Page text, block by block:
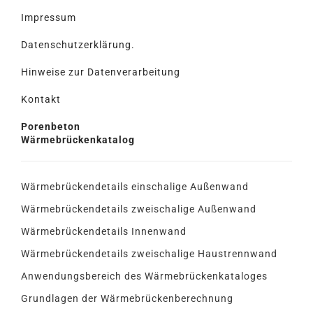
Impressum
Datenschutzerklärung.
Hinweise zur Datenverarbeitung
Kontakt
Porenbeton
Wärmebrückenkatalog
Wärmebrückendetails einschalige Außenwand
Wärmebrückendetails zweischalige Außenwand
Wärmebrückendetails Innenwand
Wärmebrückendetails zweischalige Haustrennwand
Anwendungsbereich des Wärmebrückenkataloges
Grundlagen der Wärmebrückenberechnung